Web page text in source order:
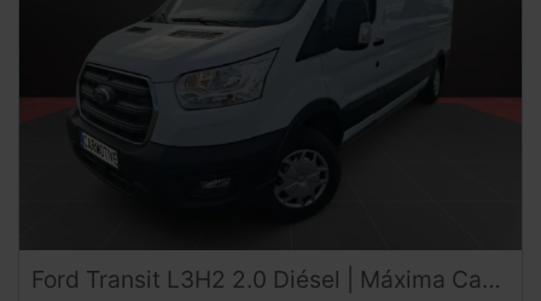
Ford Transit L3H2 2.0 Diésel | Máxima Capacidad Logística | Desde 372 € al mes